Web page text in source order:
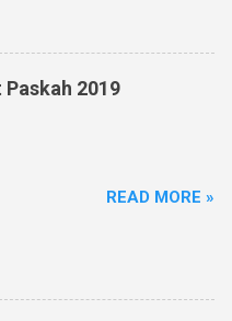
2019
READ MORE »